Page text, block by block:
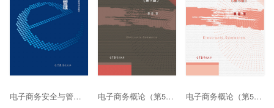
电子商务安全与管理（第三版） 电子商务概论（第5版） 电子商务概论（第5版）